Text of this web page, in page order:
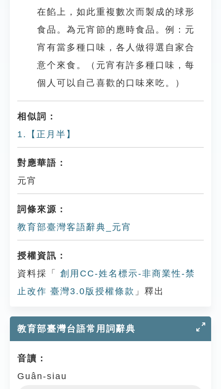
在餡上，如此重複數次而製成的球形
食品。為元宵節的應時食品。例：元
宵有當多種口味，各人做得選自家合
意个來食。（元宵有許多種口味，每
個人可以自己喜歡的口味來吃。）
相似詞：
1.【正月半】
對應華語：
元宵
詞條來源：
教育部臺灣客語辭典_元宵
授權資訊：
資料採「
創用CC-姓名標示-非商業性-禁
止改作 臺灣3.0版授權條款 」釋出
教育部臺灣台語常用詞辭典
音讀：
Guân-siau